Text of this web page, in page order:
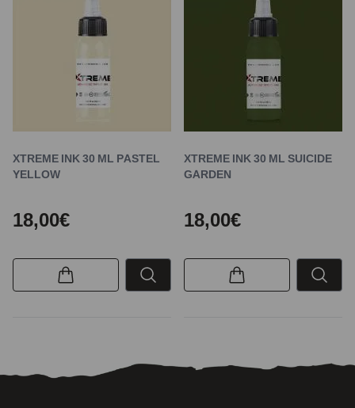
XTREME INK 30 ML PASTEL
YELLOW
18,00€
XTREME INK 30 ML SUICIDE
GARDEN
18,00€